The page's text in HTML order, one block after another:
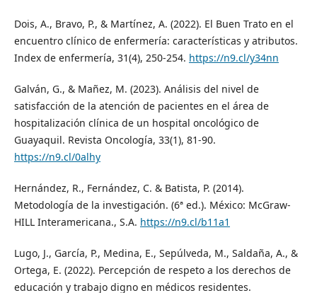
Dois, A., Bravo, P., & Martínez, A. (2022). El Buen Trato en el
encuentro clínico de enfermería: características y atributos.
Index de enfermería, 31(4), 250-254. https://n9.cl/y34nn
Galván, G., & Mañez, M. (2023). Análisis del nivel de
satisfacción de la atención de pacientes en el área de
hospitalización clínica de un hospital oncológico de
Guayaquil. Revista Oncología, 33(1), 81-90.
https://n9.cl/0alhy
Hernández, R., Fernández, C. & Batista, P. (2014).
Metodología de la investigación. (6ª ed.). México: McGraw-
HILL Interamericana., S.A. https://n9.cl/b11a1
Lugo, J., García, P., Medina, E., Sepúlveda, M., Saldaña, A., &
Ortega, E. (2022). Percepción de respeto a los derechos de
educación y trabajo digno en médicos residentes.